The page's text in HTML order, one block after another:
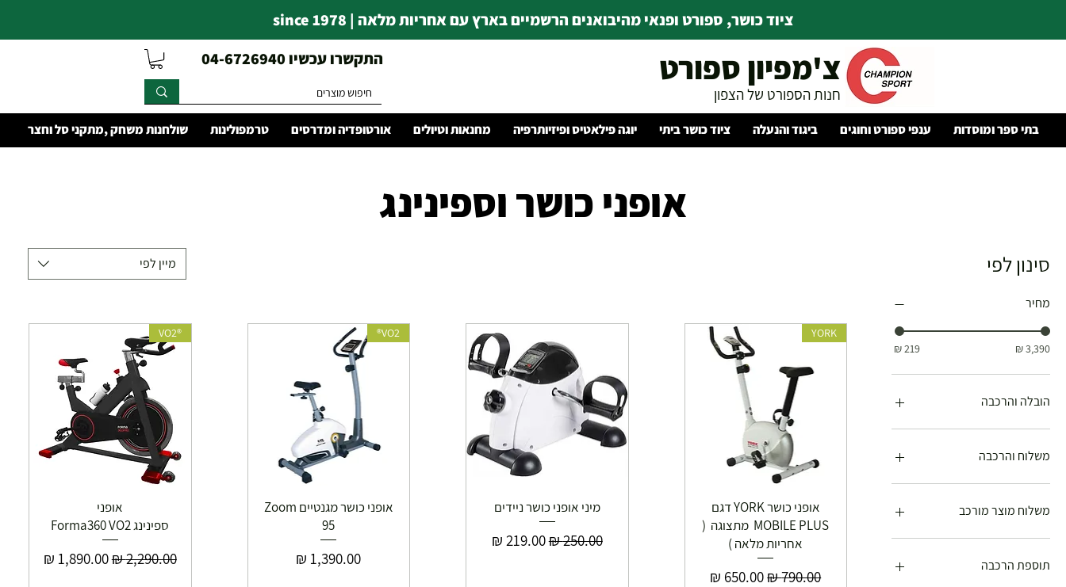
ציוד כושר, ספורט ופנאי מהיבואנים הרשמיים בארץ עם אחריות מלאה | since 1978
התקשרו עכשיו 04-6726940
צ'מפיון ספורט
חנות הספורט של הצפון
בתי ספר ומוסדות ענפי ספורט וחוגים ביגוד והנעלה ציוד כושר ביתי יוגה פילאטיס ופיזיותרפיה מחנאות וטיולים אורטופדיה ומדרסים טרמפולינות שולחנות משחק ,מתקני סל וחצר
אופני כושר וספינינג
סינון לפי
מחיר
הובלה והרכבה
הובלה והרכבה
משלוח
משלוח והרכבה
איסוף עצמי
משלוח
משלוח מוצר מורכב
איסוף עצמי
משלוח מוצר מורכב
תוספת הרכבה
מיין לפי
YORK
אופני כושר YORK דגם
MOBILE PLUS מתצוגה (
אחריות מלאה )
מחיר רגיל‏790.00 ‏₪ מחיר מבצע
מיני אופני כושר ניידים
מחיר רגיל‏250.00 ‏₪ מחיר מבצע‏219.00 ‏₪
VO2®
אופני כושר מגנטיים Zoom
95
מחיר
®VO2
אופני
ספינינג Forma360 VO2
מחיר רגיל‏2,290.00 ‏₪ מחיר מבצע‏1,890.00 ‏₪